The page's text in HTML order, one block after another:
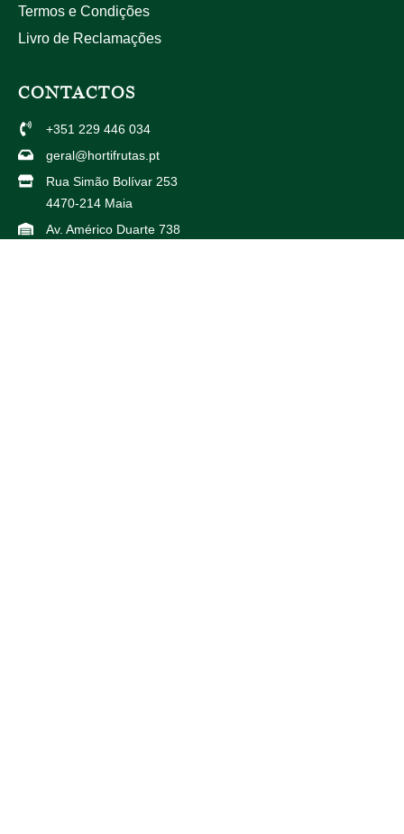
Termos e Condições
Livro de Reclamações
CONTACTOS
+351 229 446 034
geral@hortifrutas.pt
Rua Simão Bolívar 253
4470-214 Maia
Av. Américo Duarte 738